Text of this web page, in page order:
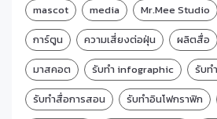
mascot media Mr.Mee Studio
การ์ตูน
ความเสี่ยงต่อฝุ่น ผลิตสื่อ
มาสคอต
รับทำ infographic
รับท
รับทำสื่อการสอน
รับทำอินโฟกราฟิก